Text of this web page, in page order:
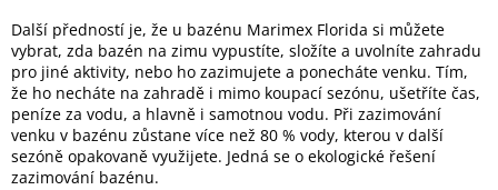
Akční
zboží
TONERY
A
CARTRIDGE
OEM
Další předností je, že u bazénu Marimex Florida si můžete
vybrat, zda bazén na zimu vypustíte, složíte a uvolníte zahradu
pro jiné aktivity, nebo ho zazimujete a ponecháte venku. Tím,
že ho necháte na zahradě i mimo koupací sezónu, ušetříte čas,
peníze za vodu, a hlavně i samotnou vodu. Při zazimování
venku v bazénu zůstane více než 80 % vody, kterou v další
sezóně opakovaně využijete. Jedná se o ekologické řešení
zazimování bazénu.